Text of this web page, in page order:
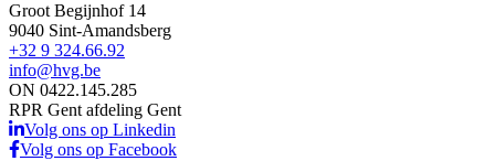
Groot Begijnhof 14
9040 Sint-Amandsberg
+32 9 324.66.92
info@hvg.be
ON 0422.145.285
RPR Gent afdeling Gent
Volg ons op Linkedin
Volg ons op Facebook